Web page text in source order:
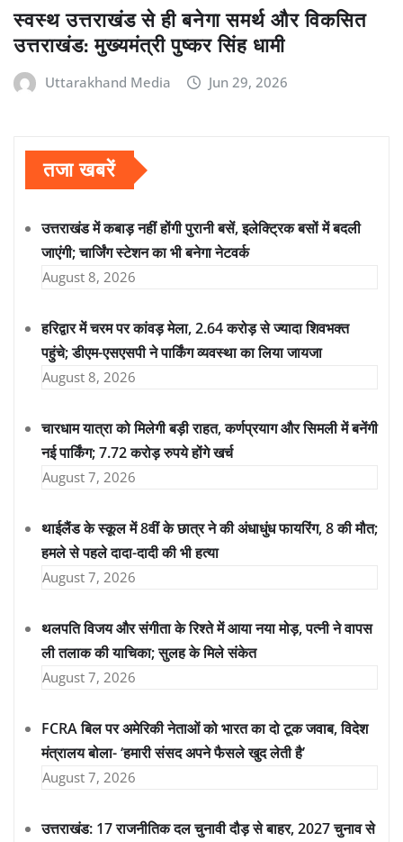
स्वस्थ उत्तराखंड से ही बनेगा समर्थ और विकसित
उत्तराखंड: मुख्यमंत्री पुष्कर सिंह धामी
Uttarakhand Media Jun 29, 2026
तजा खबरें
उत्तराखंड में कबाड़ नहीं होंगी पुरानी बसें, इलेक्ट्रिक बसों में बदली
जाएंगी; चार्जिंग स्टेशन का भी बनेगा नेटवर्क
August 8, 2026
हरिद्वार में चरम पर कांवड़ मेला, 2.64 करोड़ से ज्यादा शिवभक्त
पहुंचे; डीएम-एसएसपी ने पार्किंग व्यवस्था का लिया जायजा
August 8, 2026
चारधाम यात्रा को मिलेगी बड़ी राहत, कर्णप्रयाग और सिमली में बनेंगी
नई पार्किंग; 7.72 करोड़ रुपये होंगे खर्च
August 7, 2026
थाईलैंड के स्कूल में 8वीं के छात्र ने की अंधाधुंध फायरिंग, 8 की मौत;
हमले से पहले दादा-दादी की भी हत्या
August 7, 2026
थलपति विजय और संगीता के रिश्ते में आया नया मोड़, पत्नी ने वापस
ली तलाक की याचिका; सुलह के मिले संकेत
August 7, 2026
FCRA बिल पर अमेरिकी नेताओं को भारत का दो टूक जवाब, विदेश
मंत्रालय बोला- ‘हमारी संसद अपने फैसले खुद लेती है’
August 7, 2026
उत्तराखंड: 17 राजनीतिक दल चुनावी दौड़ से बाहर, 2027 चुनाव से